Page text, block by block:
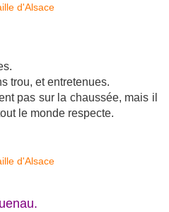
trou, et entretenues.
pas sur la chaussée, mais il
le monde respecte.